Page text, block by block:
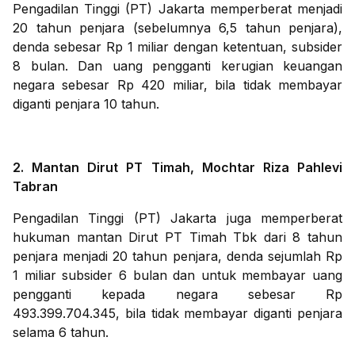
Pengadilan Tinggi (PT) Jakarta memperberat menjadi
20 tahun penjara (sebelumnya 6,5 tahun penjara),
denda sebesar Rp 1 miliar dengan ketentuan, subsider
8 bulan. Dan uang pengganti kerugian keuangan
negara sebesar Rp 420 miliar, bila tidak membayar
diganti penjara 10 tahun.
2. Mantan Dirut PT Timah, Mochtar Riza Pahlevi
Tabran
Pengadilan Tinggi (PT) Jakarta juga memperberat
hukuman mantan Dirut PT Timah Tbk dari 8 tahun
penjara menjadi 20 tahun penjara, denda sejumlah Rp
1 miliar subsider 6 bulan dan untuk membayar uang
pengganti kepada negara sebesar Rp
493.399.704.345, bila tidak membayar diganti penjara
selama 6 tahun.